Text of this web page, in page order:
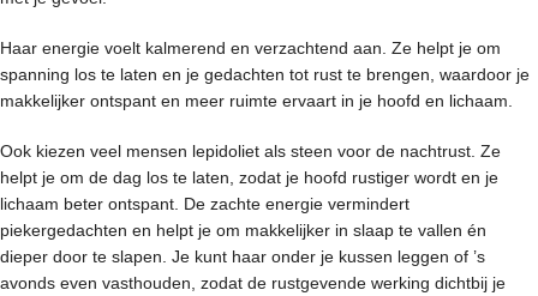
Haar energie voelt kalmerend en verzachtend aan. Ze helpt je om
spanning los te laten en je gedachten tot rust te brengen, waardoor je
makkelijker ontspant en meer ruimte ervaart in je hoofd en lichaam.
Ook kiezen veel mensen lepidoliet als steen voor de nachtrust. Ze
helpt je om de dag los te laten, zodat je hoofd rustiger wordt en je
lichaam beter ontspant. De zachte energie vermindert
piekergedachten en helpt je om makkelijker in slaap te vallen én
dieper door te slapen. Je kunt haar onder je kussen leggen of ’s
avonds even vasthouden, zodat de rustgevende werking dichtbij je